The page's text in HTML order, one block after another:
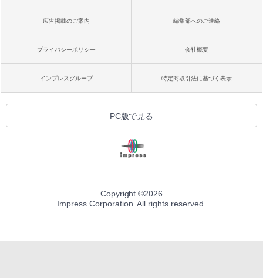
広告掲載のご案内 編集部へのご連絡
プライバシーポリシー 会社概要
インプレスグループ 特定商取引法に基づく表示
PC版で見る
Copyright ©2026
Impress Corporation. All rights reserved.